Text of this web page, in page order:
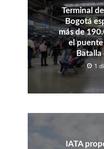
Terminal
Bogotá
más de
el
Batalla
1
IATA